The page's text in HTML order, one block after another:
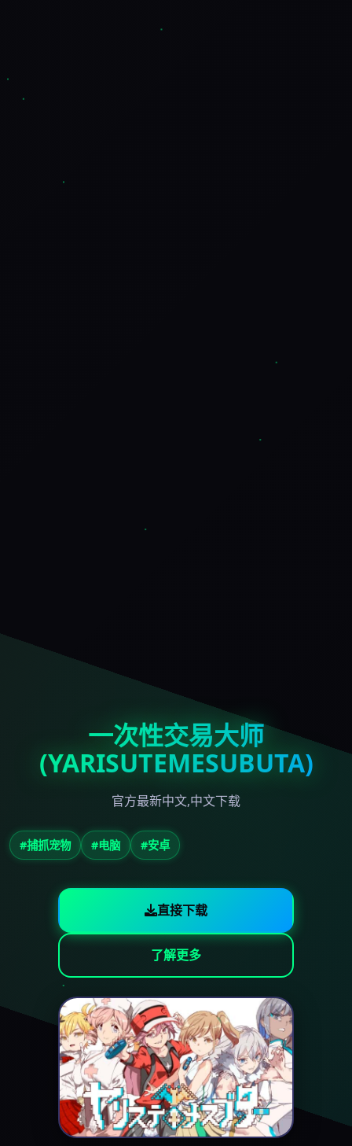
一次性交易大师
(YARISUTEMESUBUTA)
官方最新中文,中文下载
#捕抓宠物 #电脑 #安卓
直接下载
了解更多